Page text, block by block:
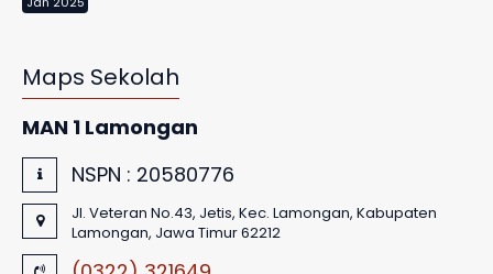
Maps Sekolah
MAN 1 Lamongan
NSPN : 20580776
Jl. Veteran No.43, Jetis, Kec. Lamongan, Kabupaten
Lamongan, Jawa Timur 62212